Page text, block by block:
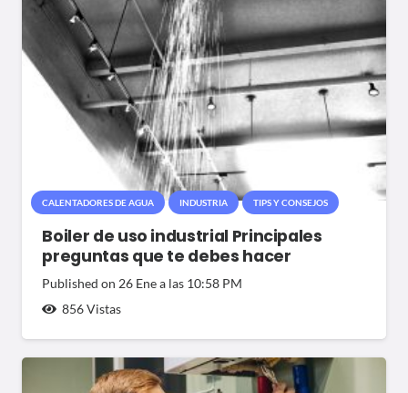
CALENTADORES DE AGUA INDUSTRIA TIPS Y CONSEJOS
Boiler de uso industrial Principales
preguntas que te debes hacer
Published on 26 Ene a las 10:58 PM
856Vistas